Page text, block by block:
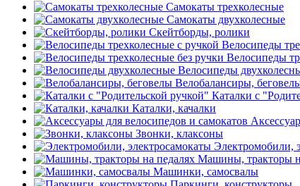
Самокаты трехколесные
Самокаты двухколесные
Скейтборды, ролики
Велосипеды
Велосипеды
Велосипеды
Велобалансиры,
Каталки с
Каталки, качалки
Звонки, клаксоны
Электромобили,
Машины, тракторы
Машинки, самосвалы